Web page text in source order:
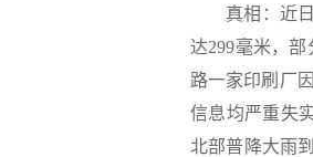
真相： 近
达299毫米，
路一家印刷厂
信息均严重失
北部普降大雨